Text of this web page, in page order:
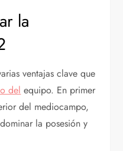
la
ventajas clave que
del equipo. En primer
del mediocampo,
la posesión y